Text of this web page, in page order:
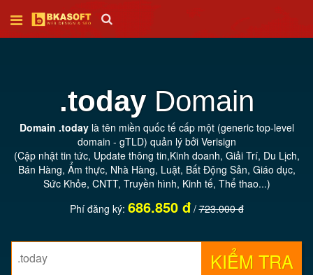
Thiết
kế
web
Tên
miền
.todayDomain
Domain .todaylà tên miền quốc tế cấp một (generic top-level
domain - gTLD) quản lý bởi Verisign
(Cập nhật tin tức, Update thông tin,Kinh doanh, Giải Trí, Du Lịch,
Bán Hàng, Ẩm thực, Nhà Hàng, Luật, Bất Động Sản, Giáo dục,
Sức Khỏe, CNTT, Truyền hình, Kinh tế, Thể thao...)
Phí đăng ký: 686.850 đ/723.000 đ
KIỂM TRA